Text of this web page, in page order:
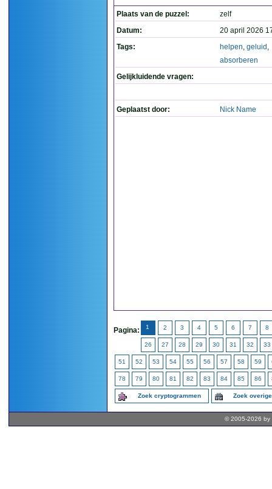
Plaats van de puzzel:
zelf
Datum:
20 april 2026
Tags:
helpen, geluid ,
absorberen
Gelijkluidende vragen:
Geplaatst door: Nick Name
Pagina: 1 2 3 4 5 6 7 8
26 27 28 29 30 31 32 33
51 52 53 54 55 56 57 58 59
78 79 80 81 82 83 84 85 86
Zoek cryptogrammen Zoek
© 2005-2026 by